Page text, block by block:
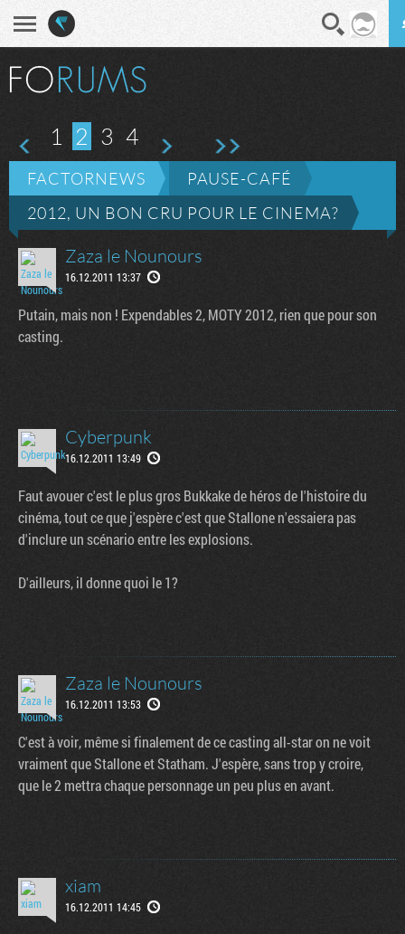
1 2 3 4
FACTORNEWS
PAUSE-CAFÉ
2012, UN BON CRU POUR LE CINEMA?
Zaza le Nounours
16.12.2011 13:37
Putain, mais non ! Expendables 2, MOTY 2012, rien que pour son
casting.
Cyberpunk
16.12.2011 13:49
Faut avouer c'est le plus gros Bukkake de héros de l'histoire du
cinéma, tout ce que j'espère c'est que Stallone n'essaiera pas
d'inclure un scénario entre les explosions.
D'ailleurs, il donne quoi le 1?
Zaza le Nounours
16.12.2011 13:53
C'est à voir, même si finalement de ce casting all-star on ne voit
vraiment que Stallone et Statham. J'espère, sans trop y croire,
que le 2 mettra chaque personnage un peu plus en avant.
xiam
16.12.2011 14:45
Tribune